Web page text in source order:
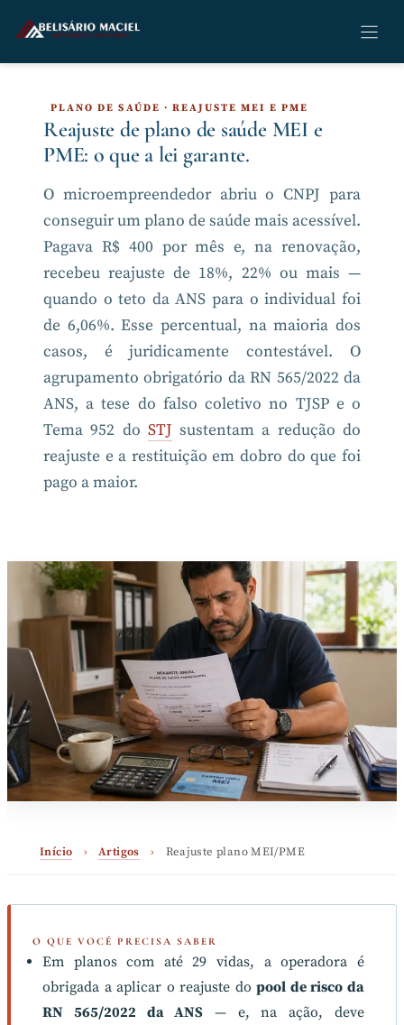
para
o
PLANO DE SAÚDE · REAJUSTE MEI E PME
Reajuste de plano de saúde MEI e
PME: o que a lei garante.
O microempreendedor abriu o CNPJ para
conseguir um plano de saúde mais acessível.
Pagava R$ 400 por mês e, na renovação,
recebeu reajuste de 18%, 22% ou mais —
quando o teto da ANS para o individual foi
de 6,06%. Esse percentual, na maioria dos
casos, é juridicamente contestável. O
agrupamento obrigatório da RN 565/2022 da
ANS, a tese do falso coletivo no TJSP e o
Tema 952 do STJ sustentam a redução do
reajuste e a restituição em dobro do que foi
pago a maior.
Início › Artigos › Reajuste plano MEI/PME
O QUE VOCÊ PRECISA SABER
Em planos com até 29 vidas, a operadora é
obrigada a aplicar o reajuste dopool de risco da
RN 565/2022 da ANS — e, na ação, deve